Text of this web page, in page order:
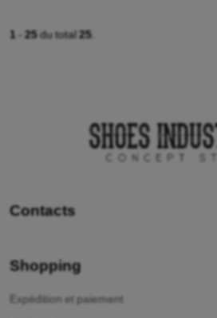
1 - 25du total25
Contacts
Shopping
Expédition et paiement